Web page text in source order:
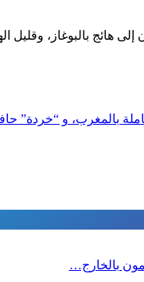
إلى هائج بالبوغاز،
و “خردة”
بالخارج…